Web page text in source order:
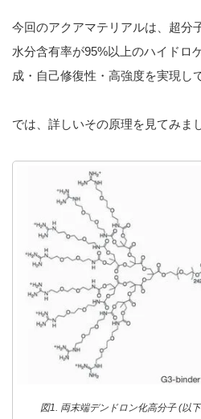
今回のアクアマテリアルは、超分
水分含有率が95%以上のハイドロ
成・自己修復性・高強度を実現し
では、詳しいその原理を見てみま
図1. 両末端デンドロン化高分子 (以